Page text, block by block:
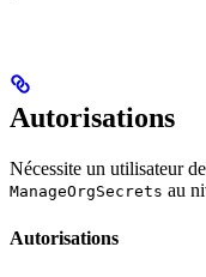
Autorisations
Nécessite un utilisateur
ManageOrgSecrets au
Autorisations